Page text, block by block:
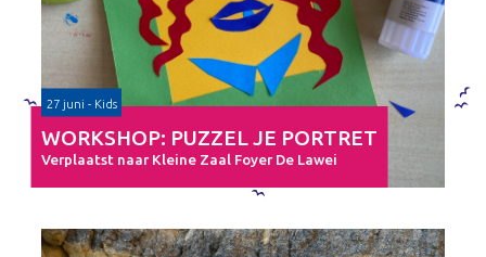
27 juni - Kids
WORKSHOP: PUZZEL JE PORTRET
Verplaatst naar Kleine Zaal Foyer De Lawei